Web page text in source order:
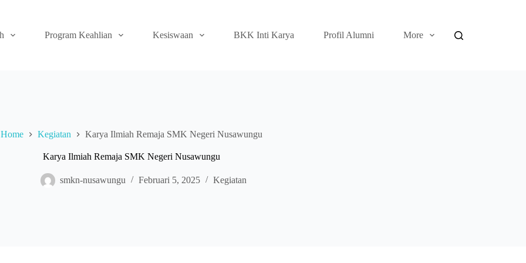
Program Keahlian Kesiswaan BKK Inti Karya Profil Alumni More
Home Kegiatan Karya Ilmiah Remaja SMK Negeri Nusawungu
Karya Ilmiah Remaja SMK Negeri Nusawungu
smkn-nusawungu Februari 5, 2025 Kegiatan